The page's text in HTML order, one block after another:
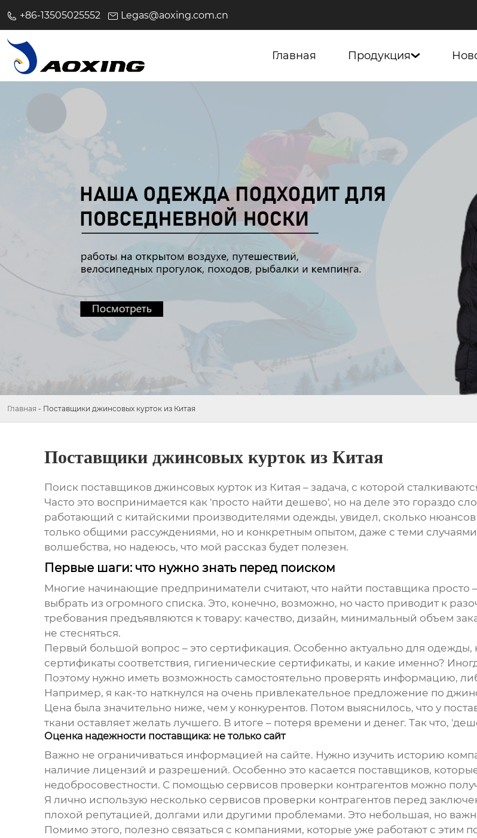
+86-13505025552 Legas@aoxing.com.cn
Главная Продукция
Главная - Поставщики джинсовых курток из Китая
Поставщики джинсовых курток из Китая
Поиск поставщиков джинсовых курток из Китая – задача, с которой
Часто это воспринимается как 'просто найти дешево', но на деле это гораздо
работающий с китайскими производителями одежды, увидел, сколько нюансов
только общими рассуждениями, но и конкретным опытом, даже с теми
волшебства, но надеюсь, что мой рассказ будет полезен.
Первые шаги: что нужно знать перед поиском
Многие начинающие предприниматели считают, что найти поставщика просто
выбрать из огромного списка. Это, конечно, возможно, но часто приводит к
требования предъявляются к товару: качество, дизайн, минимальный объем
не стесняться.
Первый большой вопрос – это сертификация. Особенно актуально для одежды,
сертификаты соответствия, гигиенические сертификаты, и какие именно?
Поэтому нужно иметь возможность самостоятельно проверять информацию,
Например, я как-то наткнулся на очень привлекательное предложение по
Цена была значительно ниже, чем у конкурентов. Потом выяснилось, что у
ткани оставляет желать лучшего. В итоге – потеря времени и денег. Так что,
Оценка надежности поставщика: не только сайт
Важно не ограничиваться информацией на сайте. Нужно изучить историю
наличие лицензий и разрешений. Особенно это касается поставщиков,
недобросовестности. С помощью сервисов проверки контрагентов можно
Я лично использую несколько сервисов проверки контрагентов перед
плохой репутацией, долгами или другими проблемами. Это небольшая, но
Помимо этого, полезно связаться с компаниями, которые уже работают с этим